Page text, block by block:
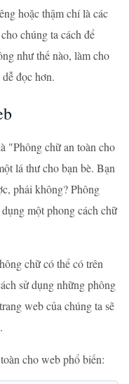
hoặc thậm chí là các
chúng ta cách để
như thế nào, làm cho
đọc hơn.
"Phông chữ an toàn cho
lá thư cho bạn bè. Bạn
phải không? Phông
một phong cách chữ
chữ có thể có trên
sử dụng những phông
web của chúng ta sẽ
cho web phổ biến: